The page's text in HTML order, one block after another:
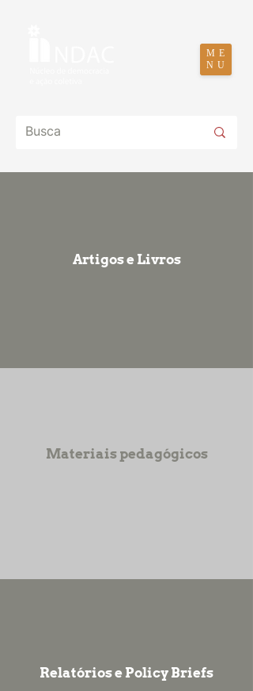
ME
NU
Artigos e Livros
Materiais pedagógicos
Relatórios e Policy Briefs